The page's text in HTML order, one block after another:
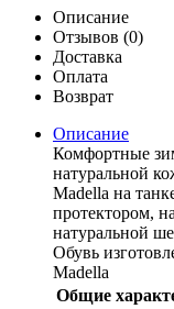
Описание
Отзывов (0)
Доставка
Оплата
Возврат
Описание
Комфортные
натуральной
Madella на
протектором,
натуральной
Обувь
Madella
Общие